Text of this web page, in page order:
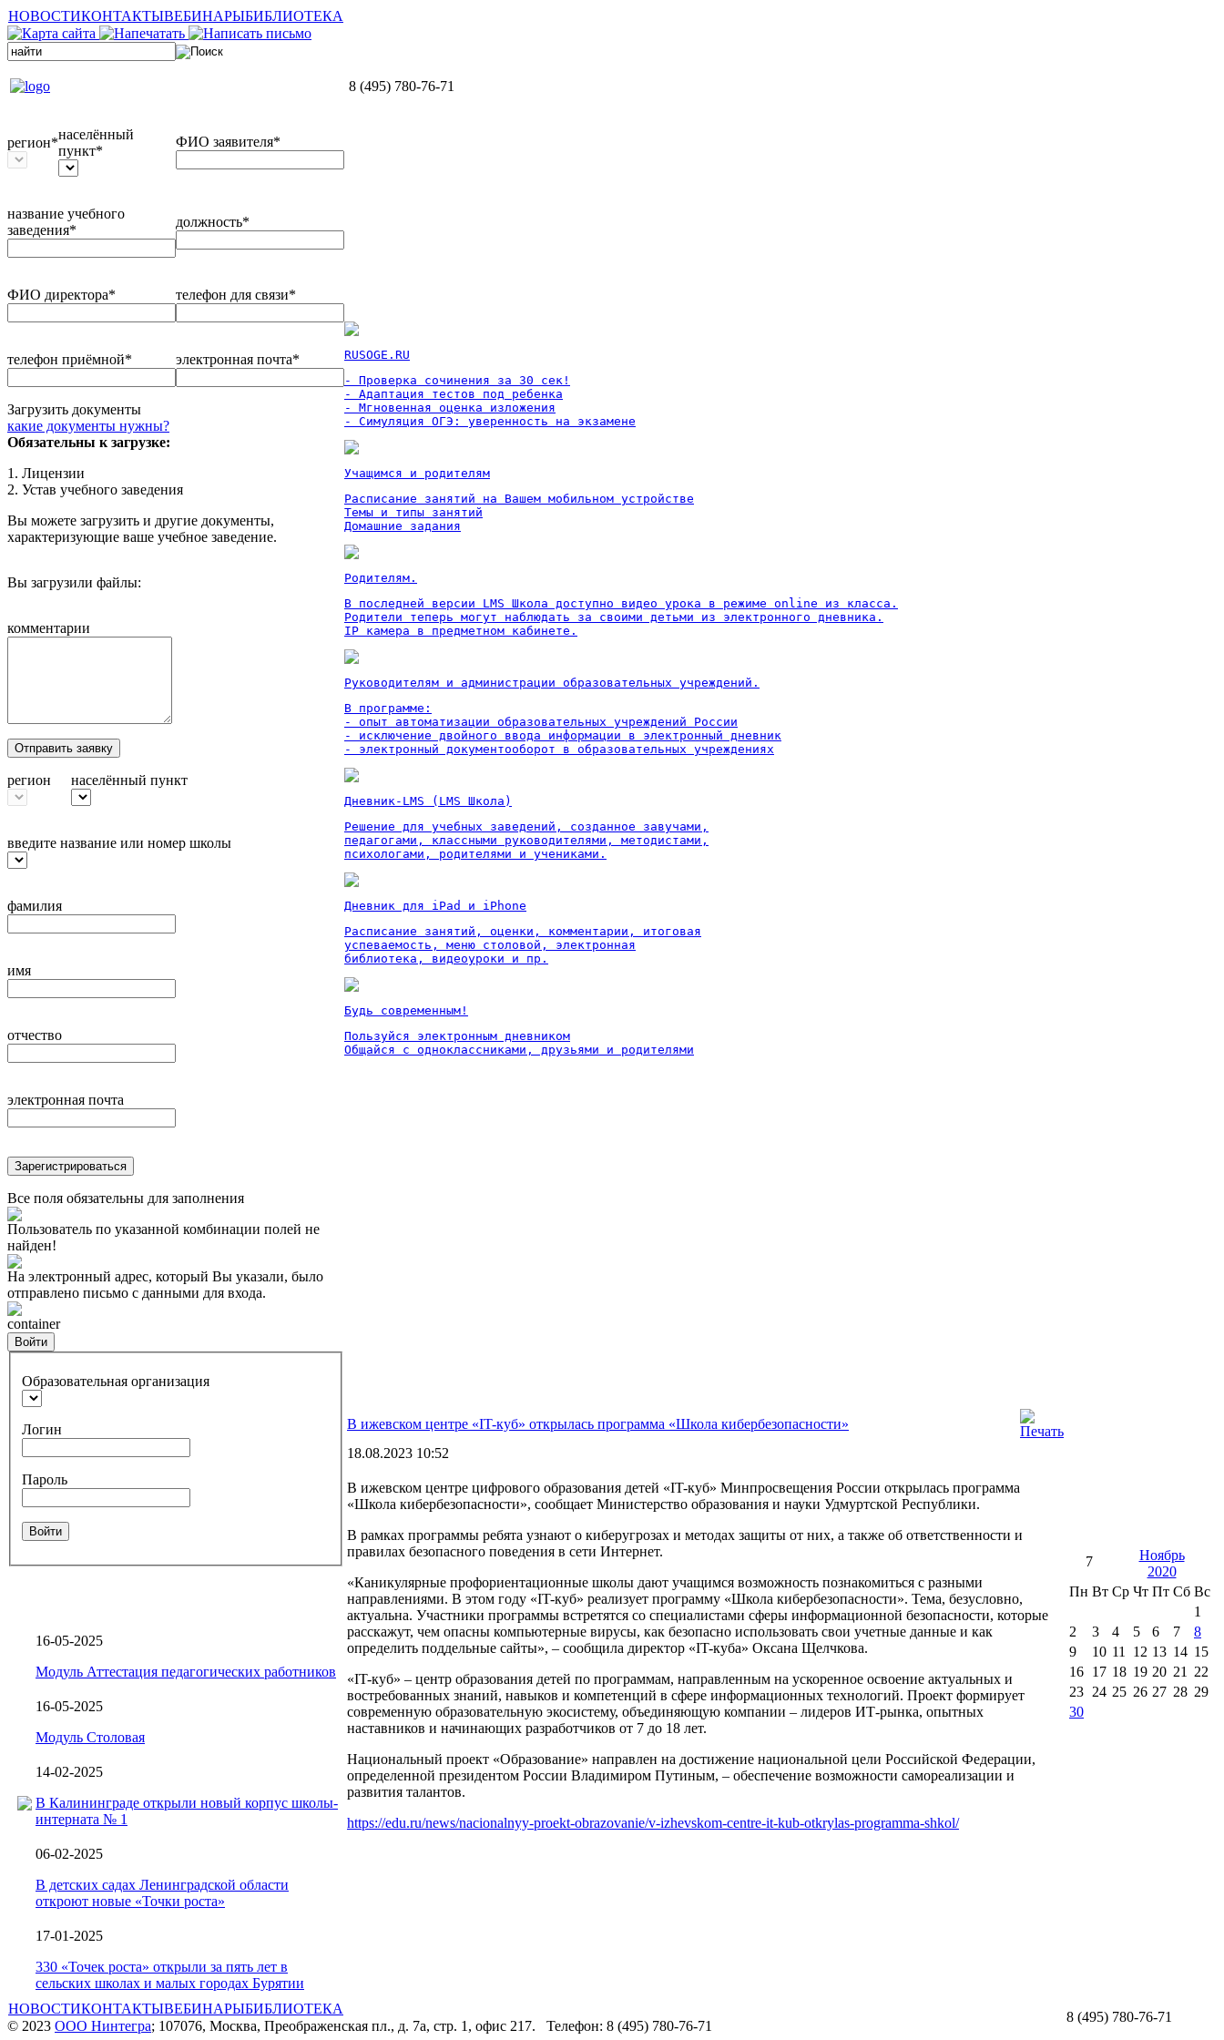
НОВОСТИКОНТАКТЫВЕБИНАРЫБИБЛИОТЕКА
8 (495) 780-76-71
регион*
населённый
пункт*
ФИО заявителя*
название учебного
заведения*
должность*
ФИО директора* телефон для связи*
телефон приёмной* электронная почта*
Загрузить документы
какие документы нужны?
Обязательны к загрузке:
1. Лицензии
2. Устав учебного заведения
Вы можете загрузить и другие документы,
характеризующие ваше учебное заведение.
Вы загрузили файлы:
комментарии
Отправить заявку
регион населённый пункт
введите название или номер школы
фамилия
имя
отчество
электронная почта
Зарегистрироваться
Все поля обязательны для заполнения
Пользователь по указанной комбинации полей не
найден!
На электронный адрес, который Вы указали, было
отправлено письмо с данными для входа.
container
Войти
Образовательная организация
Логин
Пароль
Войти
16-05-2025
Модуль Аттестация педагогических работников
16-05-2025
Модуль Столовая
14-02-2025
В Калининграде открыли новый корпус школы-
интерната № 1
06-02-2025
В детских садах Ленинградской области
откроют новые «Точки роста»
17-01-2025
330 «Точек роста» открыли за пять лет в
сельских школах и малых городах Бурятии
RUSOGE.RU
- Проверка сочинения за 30 сек!
- Адаптация тестов под ребенка
- Мгновенная оценка изложения
- Симуляция ОГЭ: уверенность на экзамене
Учащимся и родителям
Расписание занятий на Вашем мобильном устройстве
Темы и типы занятий
Домашние задания
Родителям.
В последней версии LMS Школа доступно видео урока в режиме online из класса.
Родители теперь могут наблюдать за своими детьми из электронного дневника.
IP камера в предметном кабинете.
Руководителям и администрации образовательных учреждений.
В программе:
- опыт автоматизации образовательных учреждений России
- исключение двойного ввода информации в электронный дневник
- электронный документооборот в образовательных учреждениях
Дневник-LMS (LMS Школа)
Решение для учебных заведений, созданное завучами,
педагогами, классными руководителями, методистами,
психологами, родителями и учениками.
Дневник для iPad и iPhone
Расписание занятий, оценки, комментарии, итоговая
успеваемость, меню столовой, электронная
библиотека, видеоуроки и пр.
Будь современным!
Пользуйся электронным дневником
Общайся с одноклассниками, друзьями и родителями
В ижевском центре «IT-куб» открылась программа «Школа кибербезопасности»
18.08.2023 10:52
В ижевском центре цифрового образования детей «IT-куб» Минпросвещения России открылась программа
«Школа кибербезопасности», сообщает Министерство образования и науки Удмуртской Республики.
В рамках программы ребята узнают о киберугрозах и методах защиты от них, а также об ответственности и
правилах безопасного поведения в сети Интернет.
«Каникулярные профориентационные школы дают учащимся возможность познакомиться с разными
направлениями. В этом году «IT-куб» реализует программу «Школа кибербезопасности». Тема, безусловно,
актуальна. Участники программы встретятся со специалистами сферы информационной безопасности, которые
расскажут, чем опасны компьютерные вирусы, как безопасно использовать свои учетные данные и как
определить поддельные сайты», – сообщила директор «IT-куба» Оксана Щелчкова.
«IT-куб» – центр образования детей по программам, направленным на ускоренное освоение актуальных и
востребованных знаний, навыков и компетенций в сфере информационных технологий. Проект формирует
современную образовательную экосистему, объединяющую компании – лидеров ИТ-рынка, опытных
наставников и начинающих разработчиков от 7 до 18 лет.
Национальный проект «Образование» направлен на достижение национальной цели Российской Федерации,
определенной президентом России Владимиром Путиным, – обеспечение возможности самореализации и
развития талантов.
https://edu.ru/news/nacionalnyy-proekt-obrazovanie/v-izhevskom-centre-it-kub-otkrylas-programma-shkol/
7
Ноябрь
2020
Пн Вт Ср Чт Пт Сб Вс
1
2
3 4 5 6 7
8
9
10 11 12 13 14 15
16 17 18 19 20 21
22
23 24 25 26 27 28 29
30
НОВОСТИКОНТАКТЫВЕБИНАРЫБИБЛИОТЕКА
© 2023 ООО Нинтегра; 107076, Москва, Преображенская пл., д. 7а, стр. 1, офис 217. Телефон: 8 (495) 780-76-71
8 (495) 780-76-71